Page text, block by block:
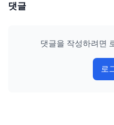
댓글
댓글을 작성하려면
로